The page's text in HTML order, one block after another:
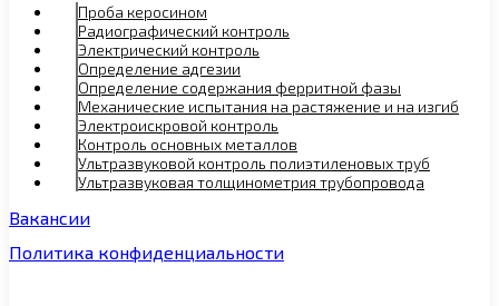
Проба керосином
Радиографический контроль
Электрический контроль
Определение адгезии
Определение содержания ферритной фазы
Механические испытания на растяжение и на изгиб
Электроискровой контроль
Контроль основных металлов
Ультразвуковой контроль полиэтиленовых труб
Ультразвуковая толщинометрия трубопровода
Вакансии
Политика конфиденциальности